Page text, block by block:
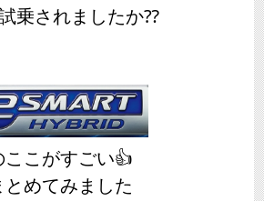
乗されましたか⁇
ここがすごい👍
とめてみました